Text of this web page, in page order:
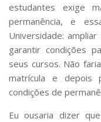
estudantes exige
permanência, e
Universidade:
garantir condições
seus cursos. Não
matrícula e depois
condições de
Eu ousaria dizer